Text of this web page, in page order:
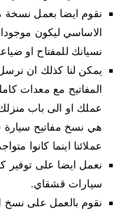
نقوم ايضا بعمل نسخة
الاساسي ليكون موجودا
نسيانك للمفتاح او
يمكن لنا كذلك ان
المفاتيح مع معدات
عملك او الى باب
هي نسخ مفاتيح
عملائنا اينما كانوا
نعمل ايضا على توفير
سيارات قشقاي.
نقوم بالعمل على نسخ